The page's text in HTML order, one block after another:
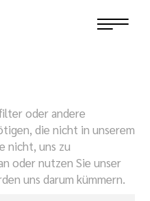
oder andere
die nicht in unserem
nicht, uns zu
oder nutzen Sie unser
uns darum kümmern.